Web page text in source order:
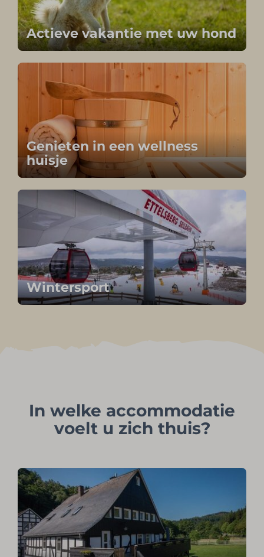
Actieve vakantie met uw hond
Genieten in een wellness
huisje
Wintersport
In welke accommodatie
voelt u zich thuis?